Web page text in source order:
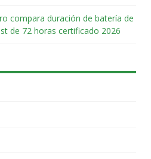
compara duración de batería de
de 72 horas certificado 2026